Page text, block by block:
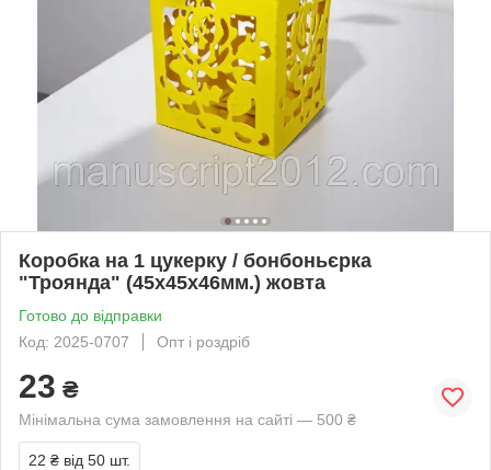
Коробка на 1 цукерку / бонбоньєрка
"Троянда" (45х45х46мм.) жовта
Готово до відправки
Код: 2025-0707
Опт і роздріб
23 ₴
Мінімальна сума замовлення на сайті — 500 ₴
22 ₴ від 50 шт.